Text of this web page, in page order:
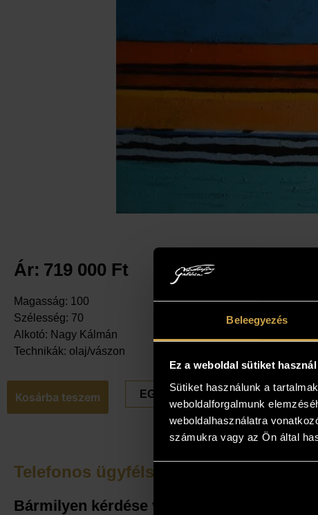
Beleegyezés
Ez a weboldal sütiket használ
Sütiket használunk a
weboldalforgalmunk
weboldalhasználatra
számukra vagy az Ön által
Ár: 719 000 Ft
Magasság: 100
Szélesség: 70
Alkotó: Nagy Kálmán
Technikák: olaj/vászon
Kosárba teszem EGYEDI ÁRAT KÉREK
Telefonos ügyfélszolgálat
Bármilyen kérdése van keressen